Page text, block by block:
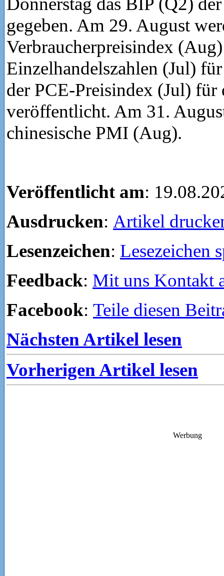
gegeben. Am 29. August
Verbraucherpreisindex
Einzelhandelszahlen (Jul)
der PCE-Preisindex (Jul) für
veröffentlicht. Am 31.
chinesische PMI (Aug).
Veröffentlicht am:
Ausdrucken: Artikel
Lesenzeichen: Lesezeichen
Feedback: Mit uns Kontakt
Facebook: Teile diesen
Nächsten Artikel lesen
Vorherigen Artikel lesen
Werbung